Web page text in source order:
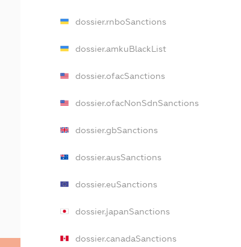
dossier.rnboSanctions
dossier.amkuBlackList
dossier.ofacSanctions
dossier.ofacNonSdnSanctions
dossier.gbSanctions
dossier.ausSanctions
dossier.euSanctions
dossier.japanSanctions
dossier.canadaSanctions